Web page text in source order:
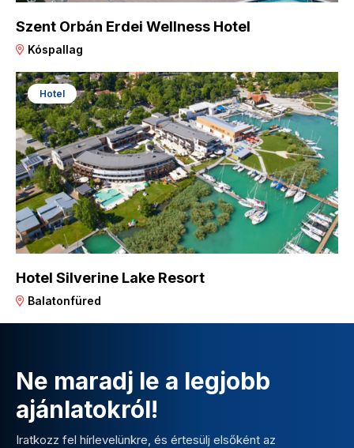
Szent Orbán Erdei Wellness Hotel
Kóspallag
Hotel
Hotel Silverine Lake Resort
Balatonfüred
Ne maradj le a legjobb
ajánlatokról!
Iratkozz fel hírlevelünkre, és értesülj elsőként az